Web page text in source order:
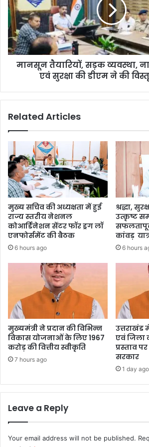
मानसून तैयारियों, सड़क व्यवस्था,
एवं सुरक्षा की डीएम ने की
Related Articles
मुख्य सचिव की अध्यक्षता में हुई
राज्य स्तरीय नेशनल
कोआर्डिनेशन सेंटर फॉर ड्रग लॉ
एनफोर्समेंट की बैठक
6 hours ago
श्रद्धा,
उत्कृष्ट
कांवड़
6 hours
मुख्यमंत्री ने प्रदान की विभिन्न
विकास योजनाओं के लिए 1967
करोड़ की वित्तीय स्वीकृति
7 hours ago
उत्तराखंड
एवं जिला
प्रस्ताव
सरकार
1 day ago
Leave a Reply
Your email address will not be published.